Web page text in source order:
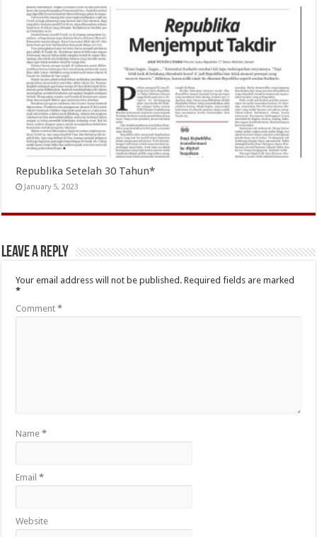
Republika Setelah 30 Tahun*
January 5, 2023
Leave a Reply
Your email address will not be published. Required fields are marked
*
Comment*
Name*
Email*
Website